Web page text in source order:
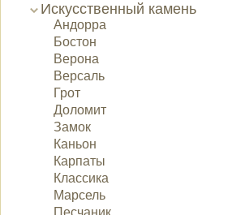
Искусственный камень
Андорра
Бостон
Верона
Версаль
Грот
Доломит
Замок
Каньон
Карпаты
Классика
Марсель
Песчаник